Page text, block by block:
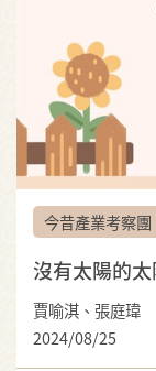
今昔產業考察團
沒有太陽的
賈喻淇、張庭瑋
2024/08/25